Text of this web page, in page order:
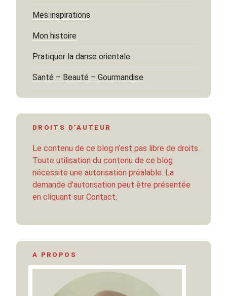
Mes inspirations
Mon histoire
Pratiquer la danse orientale
Santé – Beauté – Gourmandise
DROITS D’AUTEUR
Le contenu de ce blog n’est pas libre de droits.
Toute utilisation du contenu de ce blog
nécessite une autorisation préalable. La
demande d’autorisation peut être présentée
en cliquant sur Contact.
A PROPOS